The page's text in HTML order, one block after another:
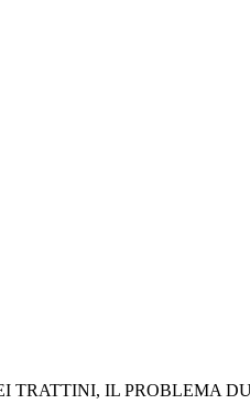
TRATTINI, IL PROBLEMA